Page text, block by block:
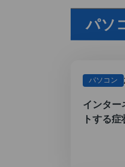
パソ
パソコン
インター
トする